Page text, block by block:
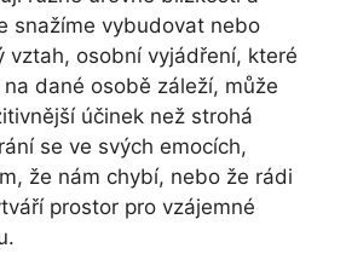
snažíme vybudovat nebo
vztah, osobní vyjádření, které
dané osobě záleží, může
účinek než strohá
se ve svých emocích,
že nám chybí, nebo že rádi
prostor pro vzájemné